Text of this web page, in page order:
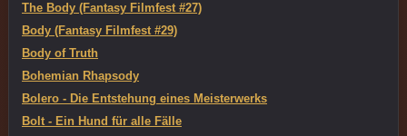
The Body (Fantasy Filmfest #27)
Body (Fantasy Filmfest #29)
Body of Truth
Bohemian Rhapsody
Bolero - Die Entstehung eines Meisterwerks
Bolt - Ein Hund für alle Fälle